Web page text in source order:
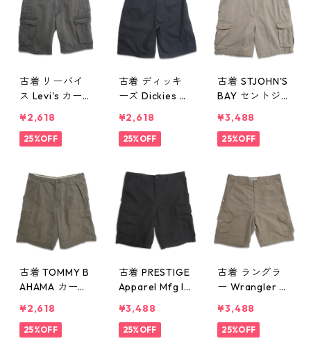
古着 リーバイ
ス Levi's カーゴ
ハーフパンツ
グレー 表記：
¥2,618
25%OFF
古着 ディッキ
ーズ Dickies ワ
ョートパンツ
ハーフパンツ
記：32 gd40
5702n w5050
3
¥2,618
25%OFF
古着 STJOHN'S
BAY セントジョ
ゴショートパン
ツ ハーフパン
5597n w50427
¥3,488
25%OFF
古着 TOMMY B
AHAMA カーゴ
ハーフパンツ
グリーン系 表
¥2,618
25%OFF
古着 PRESTIGE
Apparel Mfg In
ートパンツ ハ
ーフパンツ ブ
¥3,488
25%OFF
古着 ラングラ
ー Wrangler ナ
ショートパンツ
ハーフパンツ
¥3,488
25%OFF